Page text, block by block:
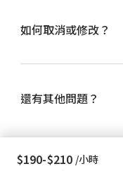
服詢問我們其他的資訊。
如何取消或修改？
改訂單包含「取消退費
還有其他問題？
$190-$210 /小時
©